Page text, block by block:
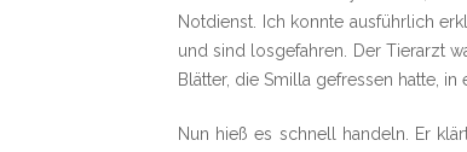
Notdienst. Ich konnte ausführlich
und sind losgefahren. Der Tierarzt
Blätter, die Smilla gefressen hatte, in
Nun hieß es schnell handeln. Er